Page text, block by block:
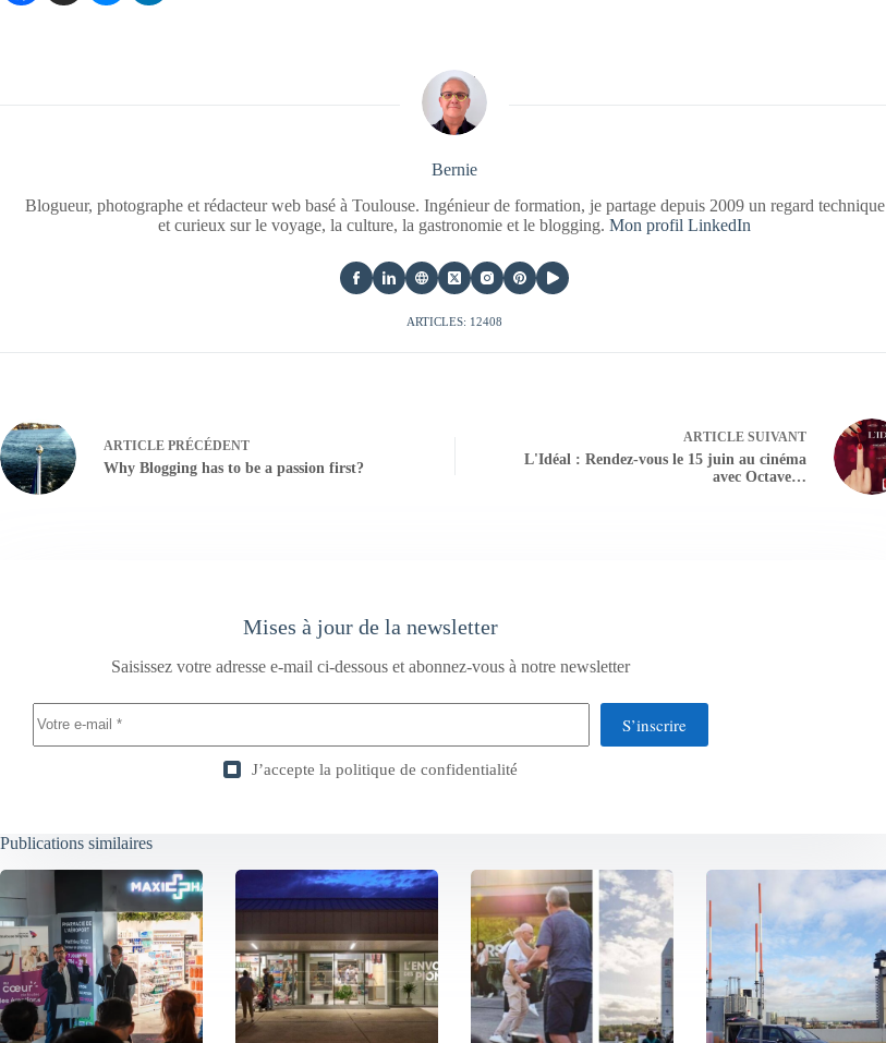
Bernie
Blogueur, photographe et rédacteur web basé à Toulouse. Ingénieur de formation, je partage depuis 2009 un regard technique
et curieux sur le voyage, la culture, la gastronomie et le blogging.Mon profil LinkedIn
ARTICLES: 12408
ARTICLE PRÉCÉDENT
Why Blogging has to be a passion first?
ARTICLESUIVANT
L'Idéal : Rendez-vous le 15 juin au cinéma
avec Octave…
Mises à jour de la newsletter
Saisissez votre adresse e-mail ci-dessous et abonnez-vous à notre newsletter
S’inscrire
J’accepte la politique de confidentialité
Publications similaires